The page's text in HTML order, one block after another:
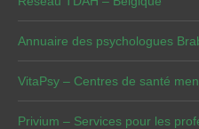
Annuaire des psychologues
VitaPsy – Centres de santé
Privium – Services pour les